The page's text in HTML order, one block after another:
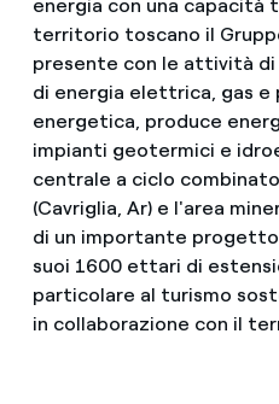
energia con una capacità
territorio toscano il
presente con le attività
di energia elettrica, gas
energetica, produce
impianti geotermici e
centrale a ciclo
(Cavriglia, Ar) e l'area
di un importante
suoi 1600 ettari di
particolare al turismo
in collaborazione con il